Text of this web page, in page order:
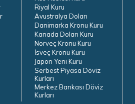
Riyal Kuru
Avustralya Doları
Danimarka Kronu Kuru
Kanada Doları Kuru
Norveç Kronu Kuru
İsveç Kronu Kuru
Japon Yeni Kuru
Serbest Piyasa Döviz
Kurları
Merkez Bankası Döviz
Kurları